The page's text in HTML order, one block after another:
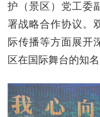
护（景区）党工委
署战略合作协议。
际传播等方面展开
区在国际舞台的知